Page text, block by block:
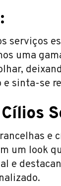
serviços
uma
e sinta-se
e
um look
e